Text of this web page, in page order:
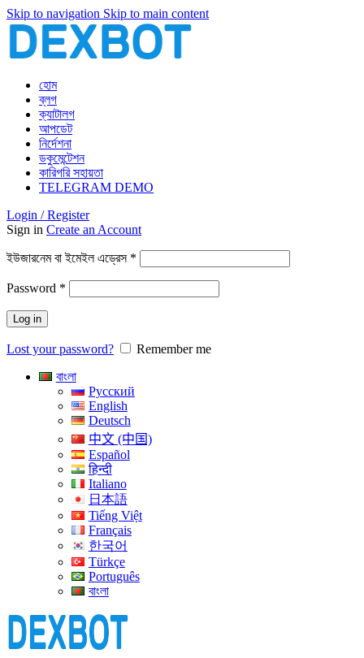
Skip to navigation Skip to main content
হোম
ব্লগ
ক্যাটালগ
আপডেট
নির্দেশনা
ডকুমেন্টেশন
কারিগরি সহায়তা
TELEGRAM DEMO
Login / Register
Sign in Create an Account
ইউজারনেম বা ইমেইল এড্রেস *
Password *
Log in
Lost your password?
Remember me
বাংলা
Русский
English
Deutsch
中文 (中国)
Español
हिन्दी
Italiano
日本語
Tiếng Việt
Français
한국어
Türkçe
Português
বাংলা